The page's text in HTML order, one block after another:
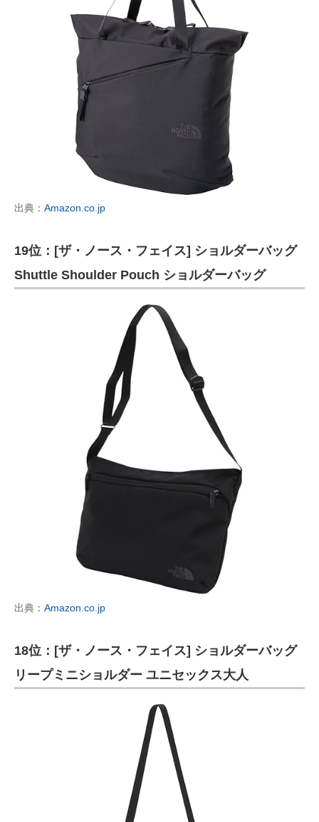
出典： Amazon.co.jp
19位：[ザ・ノース・フェイス] ショルダーバッグ
Shuttle Shoulder Pouch ショルダーバッグ
出典： Amazon.co.jp
18位：[ザ・ノース・フェイス] ショルダーバッグ
リープミニショルダー ユニセックス大人